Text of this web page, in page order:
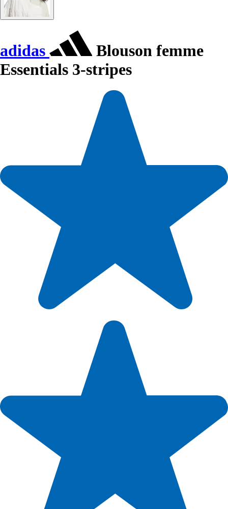
adidas
Blouson femme
Essentials 3-stripes